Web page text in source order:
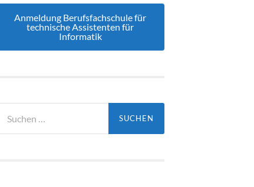
Anmeldung Berufsfachschule für
technische Assistenten für
Informatik
nach: